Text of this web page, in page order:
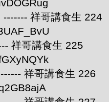
祥哥講食生 224
祥哥講食生 225
祥哥講食生 226